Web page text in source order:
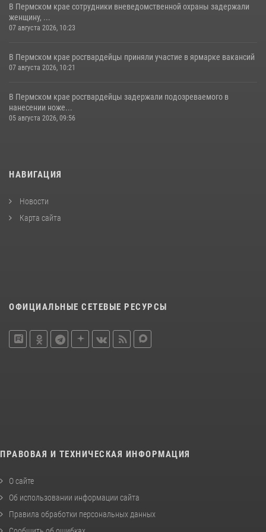
В Пермском крае сотрудники вневедомственной охраны задержали
женщину, ...
07 августа 2026, 10:23
В Пермском крае росгвардейцы приняли участие в ярмарке вакансий
07 августа 2026, 10:21
В Пермском крае росгвардейцы задержали подозреваемого в
нанесении ноже...
05 августа 2026, 09:56
НАВИГАЦИЯ
Новости
Карта сайта
ОФИЦИАЛЬНЫЕ СЕТЕВЫЕ РЕСУРСЫ
ПРАВОВАЯ И ТЕХНИЧЕСКАЯ ИНФОРМАЦИЯ
О сайте
Об использовании информации сайта
Правила обработки персональных данных